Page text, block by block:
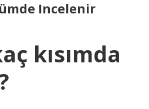
Incelenir
kısımda